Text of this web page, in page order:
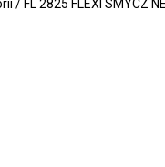
/ FL 2825 FLEXI SMYCZ